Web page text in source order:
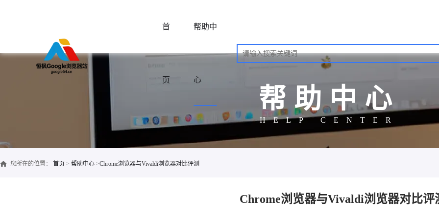
首
页
帮助中
心
帮助中心
HELP CENTER
您所在的位置： 首页 > 帮助中心 >Chrome浏览器与Vivaldi浏览器对比评测
Chrome浏览器与Vivaldi浏览器对比评